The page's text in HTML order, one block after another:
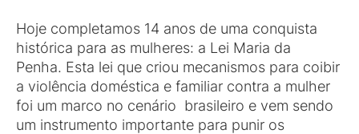
Hoje completamos 14 anos de uma conquista
histórica para as mulheres: a Lei Maria da
Penha. Esta lei que criou mecanismos para coibir
a violência doméstica e familiar contra a mulher
foi um marco no cenário brasileiro e vem sendo
um instrumento importante para punir os